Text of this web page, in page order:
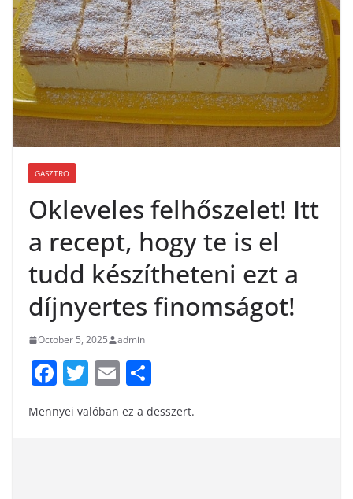
GASZTRO
Okleveles felhőszelet! Itt
a recept, hogy te is el
tudd készítheteni ezt a
díjnyertes finomságot!
October 5, 2025 admin
F
c
T
w
itt
E
ai
h
ar
Mennyei valóban ez a desszert.